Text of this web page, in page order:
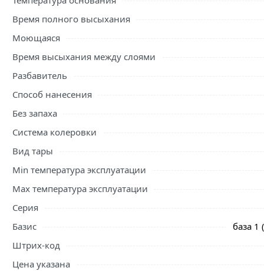
Время полного высыхания
Моющаяся
Время высыхания между слоями
Разбавитель
Способ нанесения
Без запаха
Система колеровки
Вид тары
Min температура эксплуатации
Max температура эксплуатации
Серия
Базис
база 1
Штрих-код
Цена указана